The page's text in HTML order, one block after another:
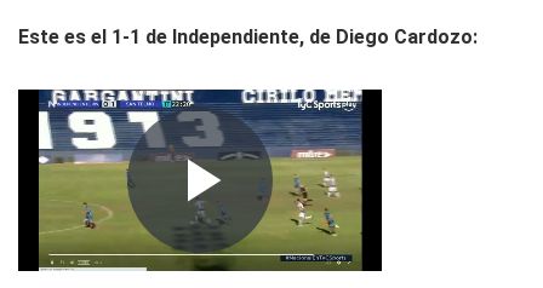
Este es el 1-1 de Independiente, de Diego Cardozo: